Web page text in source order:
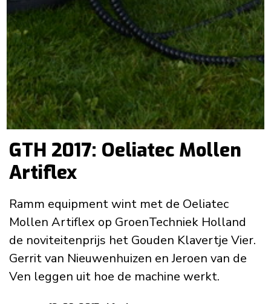
GTH 2017: Oeliatec Mollen
Artiflex
Ramm equipment wint met de Oeliatec
Mollen Artiflex op GroenTechniek Holland
de noviteitenprijs het Gouden Klavertje Vier.
Gerrit van Nieuwenhuizen en Jeroen van de
Ven leggen uit hoe de machine werkt.